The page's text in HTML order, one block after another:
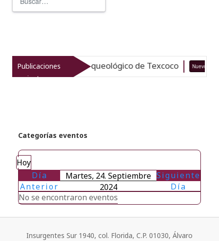
Publicaciones
recientes
el patrimonio arqueológico de Texcoco Nuevo
Categorías eventos
Hoy
Día
Anterior
Martes, 24. Septiembre
2024
Siguiente
Día
No se encontraron eventos
Insurgentes Sur 1940, col. Florida, C.P. 01030, Álvaro